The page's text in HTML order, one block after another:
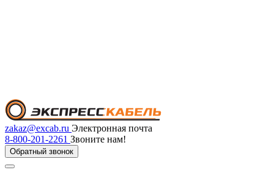
zakaz@excab.ru Электронная почта
8-800-201-2261 Звоните нам!
Обратный звонок